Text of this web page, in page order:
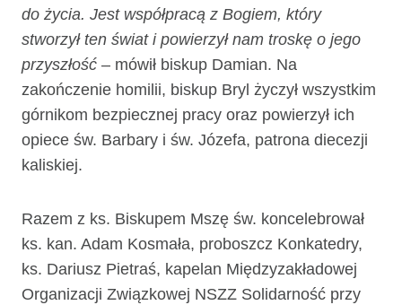
do życia. Jest współpracą z Bogiem, który
stworzył ten świat i powierzył nam troskę o jego
przyszłość – mówił biskup Damian. Na
zakończenie homilii, biskup Bryl życzył wszystkim
górnikom bezpiecznej pracy oraz powierzył ich
opiece św. Barbary i św. Józefa, patrona diecezji
kaliskiej.
Razem z ks. Biskupem Mszę św. koncelebrował
ks. kan. Adam Kosmała, proboszcz Konkatedry,
ks. Dariusz Pietraś, kapelan Międzyzakładowej
Organizacji Związkowej NSZZ Solidarność przy